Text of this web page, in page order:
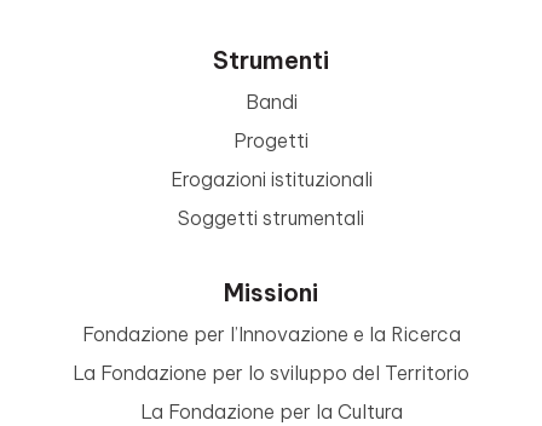
Strumenti
Bandi
Progetti
Erogazioni istituzionali
Soggetti strumentali
Missioni
Fondazione per l’Innovazione e la Ricerca
La Fondazione per lo sviluppo del Territorio
La Fondazione per la Cultura